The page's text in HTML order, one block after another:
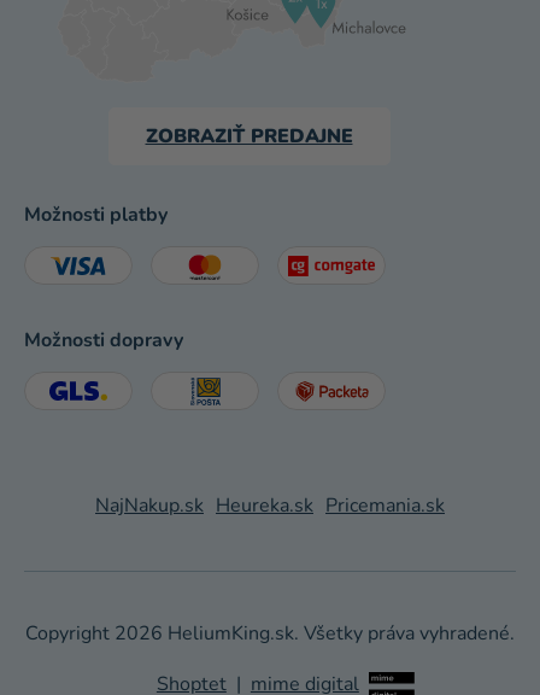
ZOBRAZIŤ PREDAJNE
Možnosti platby
Možnosti dopravy
NajNakup.sk Heureka.sk Pricemania.sk
Shoptet | mime digital
Copyright 2026 HeliumKing.sk. Všetky práva vyhradené.